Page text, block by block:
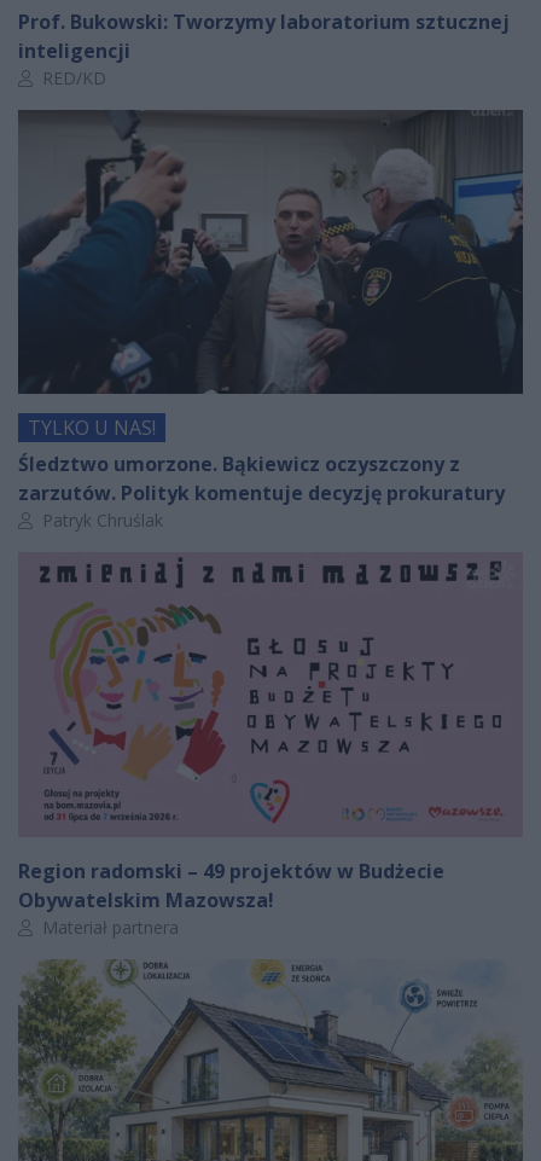
Prof. Bukowski: Tworzymy laboratorium sztucznej
inteligencji
Autor artykułu:
RED/KD
TYLKO U NAS!
Śledztwo umorzone. Bąkiewicz oczyszczony z
zarzutów. Polityk komentuje decyzję prokuratury
Autor artykułu:
Patryk Chruślak
Region radomski – 49 projektów w Budżecie
Obywatelskim Mazowsza!
Autor artykułu:
Materiał partnera